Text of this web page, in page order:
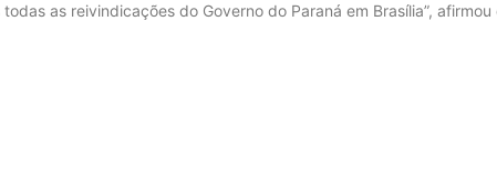
as reivindicações do Governo do Paraná em Brasília”, afirmou